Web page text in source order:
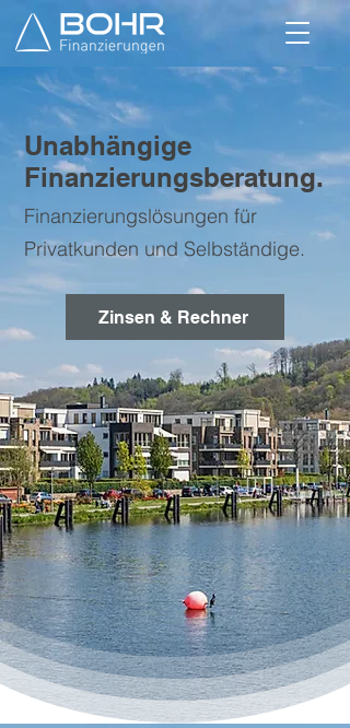
Unabhängige
Finanzierungsberatung.
Finanzierungslösungen für
Privatkunden und Selbständige.
Zinsen & Rechner